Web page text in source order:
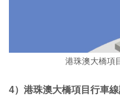
港珠澳大橋項
4）港珠澳大橋項目行車